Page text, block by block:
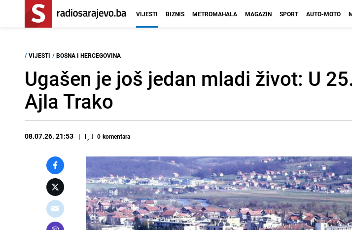
VIJESTI BIZNIS METROMAHALA MAGAZIN SPORT AUTO-MOTO
/ VIJESTI / BOSNA I HERCEGOVINA
Ugašen je još jedan mladi život: U
Ajla Trako
08.07.26. 21:53 0 komentara